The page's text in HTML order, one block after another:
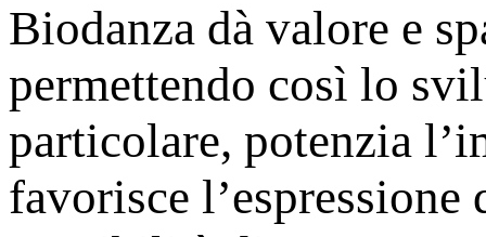
Biodanza dà valore e
permettendo così lo
particolare, potenzia
favorisce